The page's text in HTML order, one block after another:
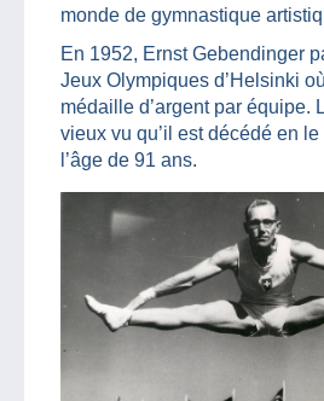
monde de gymnastique
En 1952, Ernst Gebendinger
Jeux Olympiques d’Helsinki
médaille d’argent par équipe.
vieux vu qu’il est décédé en
l’âge de 91 ans.